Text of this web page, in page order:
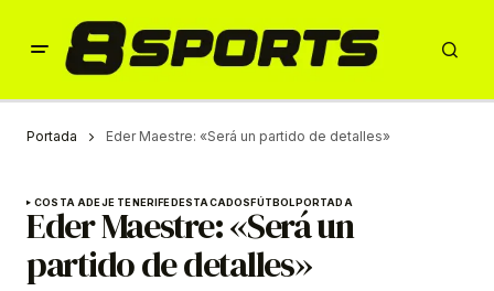
Portada Eder Maestre: «Será un partido de detalles»
COSTA ADEJE TENERIFEDESTACADOSFÚTBOLPORTADA
Eder Maestre: «Será un
partido de detalles»